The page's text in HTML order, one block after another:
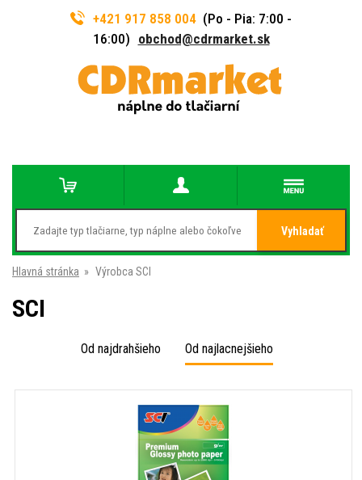
+421 917 858 004 (Po - Pia: 7:00 -
16:00) obchod@cdrmarket.sk
Vyhladať
Hlavná stránka » Výrobca SCI
SCI
Od najdrahšieho Od najlacnejšieho